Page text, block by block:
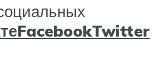
FacebookTwitter